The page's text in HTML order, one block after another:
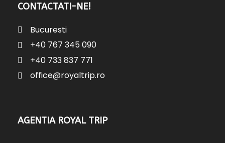
CONTACTATI-NE!
Bucuresti
+40 767 345 090
+40 733 837 771
office@royaltrip.ro
AGENTIA ROYAL TRIP